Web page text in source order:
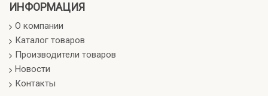
ИНФОРМАЦИЯ
О компании
Каталог товаров
Производители товаров
Новости
Контакты